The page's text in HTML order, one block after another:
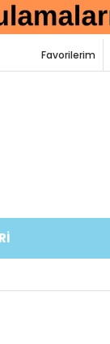
Favorilerim